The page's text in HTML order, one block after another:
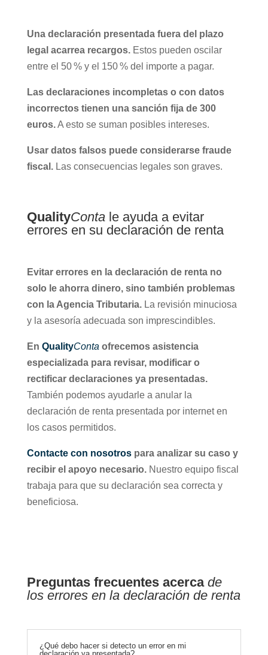
Una declaración presentada fuera del plazo
legal acarrea recargos.Estos pueden oscilar
entre el 50 % y el 150 % del importe a pagar.
Las declaraciones incompletas o con datos
incorrectos tienen una sanción fija de 300
euros.A esto se suman posibles intereses.
Usar datos falsos puede considerarse fraude
fiscal.Las consecuencias legales son graves.
QualityConta le ayuda a evitar
errores en su declaración de renta
Evitar errores en la declaración de renta no
solo le ahorra dinero, sino también problemas
con la Agencia Tributaria.La revisión minuciosa
y la asesoría adecuada son imprescindibles.
En QualityConta ofrecemos asistencia
especializada para revisar, modificar o
rectificar declaraciones ya presentadas.
También podemos ayudarle a anular la
declaración de renta presentada por internet en
los casos permitidos.
Contacte con nosotros para analizar su caso y
recibir el apoyo necesario.Nuestro equipo fiscal
trabaja para que su declaración sea correcta y
beneficiosa.
Preguntas frecuentes acerca de
los errores en la declaración de renta
¿Qué debo hacer si detecto un error en mi